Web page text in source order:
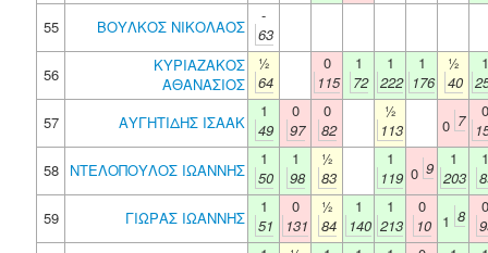
55
ΒΟΥΛΚΟΣ ΝΙΚΟΛΑΟΣ
-
63
56
ΚΥΡΙΑΖΑΚΟΣ
ΑΘΑΝΑΣΙΟΣ
½
64
0
115
1
72
1
222
1
176
½
40
1
57
ΑΥΓΗΤΙΔΗΣ ΙΣΑΑΚ
1
49
0
97
0
82
½
113
0 7
0
58
ΝΤΕΛΟΠΟΥΛΟΣ ΙΩΑΝΝΗΣ
1
50
1
98
½
83
1
119 0 9
1
203
1
59
ΓΙΩΡΑΣ ΙΩΑΝΝΗΣ
1
51
0
131
½
84
1
140
1
213
0
10
1 8
0